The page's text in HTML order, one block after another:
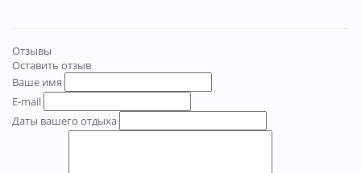
Отзывы
Оставить отзыв
Ваше имя
E-mail
Даты вашего отдыха